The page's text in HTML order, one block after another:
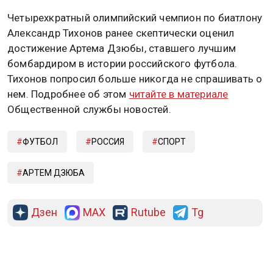
Четырехкратный олимпийский чемпион по биатлону
Александр Тихонов ранее скептически оценил
достижение Артема Дзюбы, ставшего лучшим
бомбардиром в истории российского футбола.
Тихонов попросил больше никогда не спрашивать о
нем. Подробнее об этом читайте в материале
Общественной службы новостей.
ФУТБОЛ РОССИЯ СПОРТ
АРТЕМ ДЗЮБА
Дзен MAX Rutube Tg